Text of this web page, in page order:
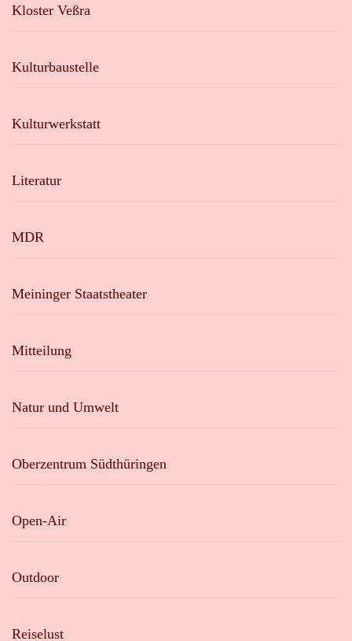
Kloster Veßra
Kulturbaustelle
Kulturwerkstatt
Literatur
MDR
Meininger Staatstheater
Mitteilung
Natur und Umwelt
Oberzentrum Südthüringen
Open-Air
Outdoor
Reiselust